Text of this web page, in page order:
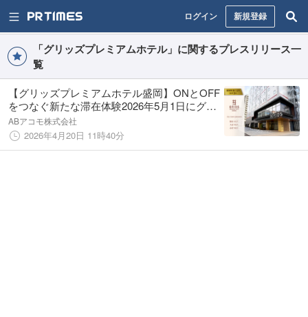
ログイン 新規登録
「グリッズプレミアムホテル」に関するプレスリリース一
覧
【グリッズプレミアムホテル盛岡】ONとOFF
をつなぐ新たな滞在体験2026年5月1日にグラ
ンドオープン！
ABアコモ株式会社
2026年4月20日 11時40分